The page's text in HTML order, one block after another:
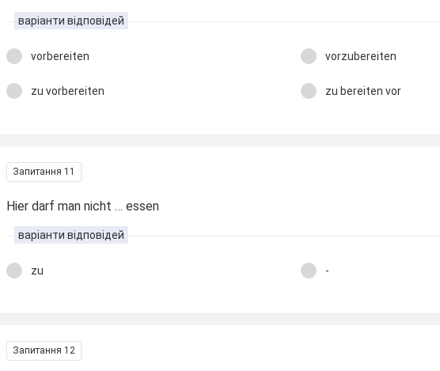
варіанти відповідей
vorbereiten vorzubereiten
zu vorbereiten zu bereiten vor
Запитання 11
Hier darf man nicht … essen
варіанти відповідей
zu -
Запитання 12